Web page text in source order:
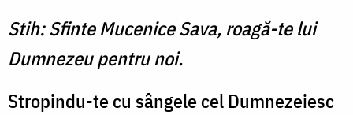
Stih: Sfinte Mucenice Sava, roagă-te lui
Dumnezeu pentru noi.
Stropindu-te cu sângele cel Dumnezeiesc